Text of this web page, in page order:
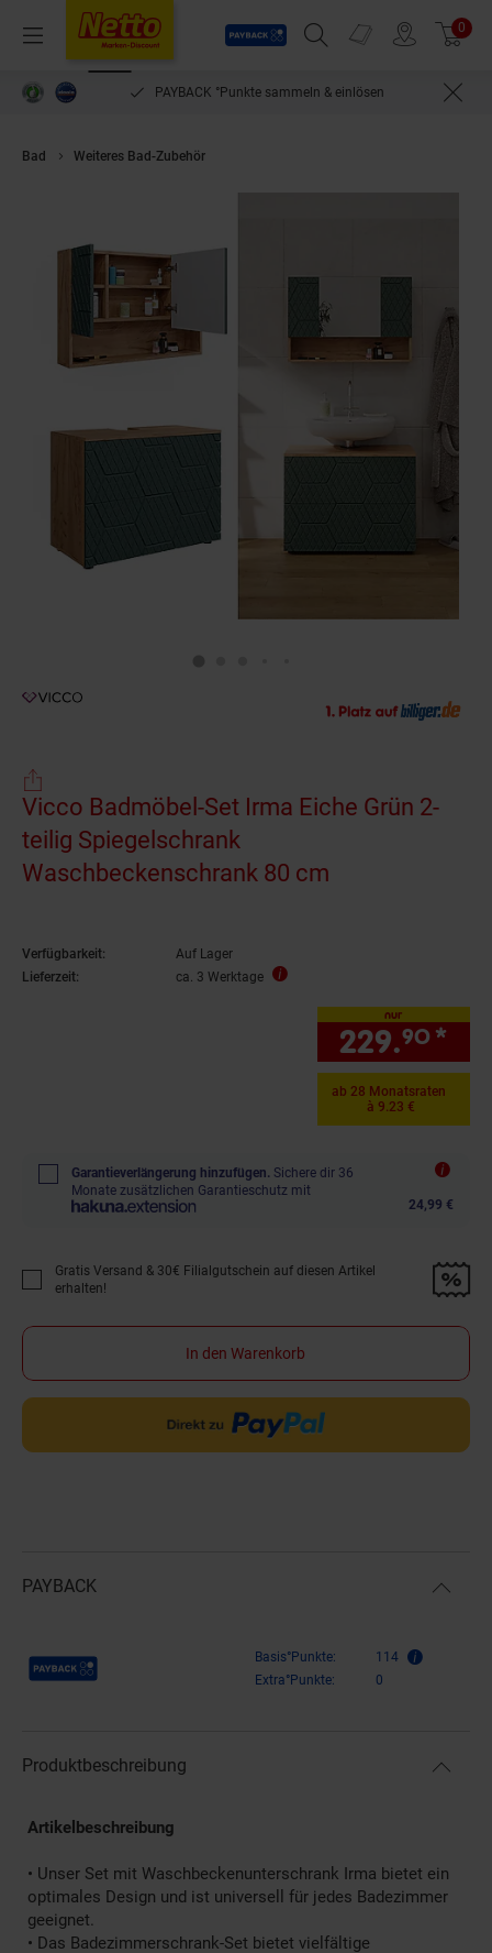
Menü
Payback
Suchfeld einblenden
Prospekte 0
PAYBACK °Punkte sammeln & einlösen
Bad Weiteres Bad-Zubehör
Vicco Badmöbel-Set Irma Eiche Grün 2-
teilig Spiegelschrank
Waschbeckenschrank 80 cm
Verfügbarkeit:
Auf Lager
Lieferzeit:
ca. 3 Werktage
nur
229.90 *
ab 28 Monatsraten
à 9.23 €
Garantieverlängerung hinzufügen. Sichere dir 36
Monate zusätzlichen Garantieschutz mit
24,99 €
Promotion "Gratis Versand &amp; 30€ Filialgutschein auf diesen Artikel
Gratis Versand & 30€ Filialgutschein auf diesen Artikel
erhalten!
In den Warenkorb
PAYBACK
Payback Punkte Basis°Punkte:
114
Extra°Punkte:
0
Produktbeschreibung
Artikelbeschreibung
• Unser Set mit Waschbeckenunterschrank Irma bietet ein
optimales Design und ist universell für jedes Badezimmer
geeignet.
• Das Badezimmerschrank-Set bietet vielfältige